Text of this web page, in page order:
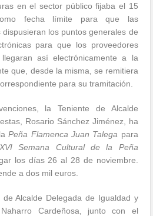
en el sector público fijaba el 15
fecha límite para que las
los puntos generales de
para que los proveedores
así electrónicamente a la
que, desde la misma, se remitiera
para su tramitación.
la Teniente de Alcalde
Rosario Sánchez Jiménez, ha
Peña Flamenca Juan Talega para
Semana Cultural de la Peña
los días 26 al 28 de noviembre.
a dos mil euros.
Alcalde Delegada de Igualdad y
Cardeñosa, junto con el